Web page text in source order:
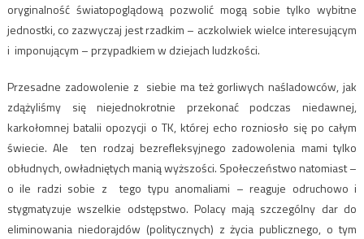
oryginalność światopoglądową pozwolić mogą sobie tylko wybitne
jednostki, co zazwyczaj jest rzadkim – aczkolwiek wielce interesującym
i imponującym – przypadkiem w dziejach ludzkości.
Przesadne zadowolenie z siebie ma też gorliwych naśladowców, jak
zdążyliśmy się niejednokrotnie przekonać podczas niedawnej,
karkołomnej batalii opozycji o TK, której echo rozniosło się po całym
świecie. Ale ten rodzaj bezrefleksyjnego zadowolenia mami tylko
obłudnych, owładniętych manią wyższości. Społeczeństwo natomiast –
o ile radzi sobie z tego typu anomaliami – reaguje odruchowo i
stygmatyzuje wszelkie odstępstwo. Polacy mają szczególny dar do
eliminowania niedorajdów (politycznych) z życia publicznego, o tym